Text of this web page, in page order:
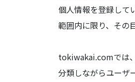
個人情報を登録して
範囲内に限り、その
tokiwakai.comでは
分類しながらユーザ